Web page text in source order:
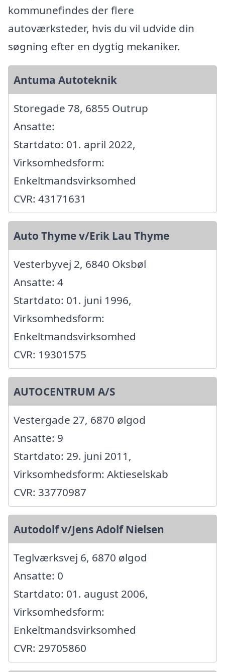
kommunefindes der flere
autoværksteder, hvis du vil udvide din
søgning efter en dygtig mekaniker.
Antuma Autoteknik
Storegade 78, 6855 Outrup
Ansatte:
Startdato: 01. april 2022,
Virksomhedsform:
Enkeltmandsvirksomhed
CVR: 43171631
Auto Thyme v/Erik Lau Thyme
Vesterbyvej 2, 6840 Oksbøl
Ansatte: 4
Startdato: 01. juni 1996,
Virksomhedsform:
Enkeltmandsvirksomhed
CVR: 19301575
AUTOCENTRUM A/S
Vestergade 27, 6870 ølgod
Ansatte: 9
Startdato: 29. juni 2011,
Virksomhedsform: Aktieselskab
CVR: 33770987
Autodolf v/Jens Adolf Nielsen
Teglværksvej 6, 6870 ølgod
Ansatte: 0
Startdato: 01. august 2006,
Virksomhedsform:
Enkeltmandsvirksomhed
CVR: 29705860